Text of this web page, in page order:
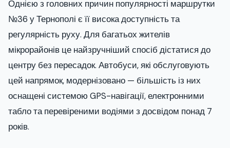
Однією з головних причин популярності маршрутки
№36 у Тернополі є її висока доступність та
регулярність руху. Для багатьох жителів
мікрорайонів це найзручніший спосіб дістатися до
центру без пересадок. Автобуси, які обслуговують
цей напрямок, модернізовано — більшість із них
оснащені системою GPS-навігації, електронними
табло та перевіреними водіями з досвідом понад 7
років.